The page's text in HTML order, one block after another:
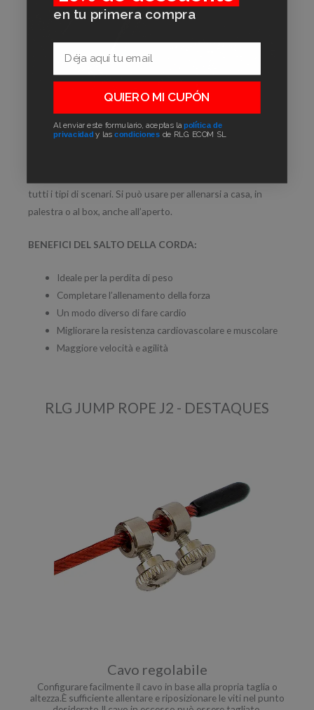
UTILIZZARE LA CORDA PER SALTARE
OVUNQUE
tutti i tipi di scenari. Si può usare per allenarsi a casa, in
palestra o al box, anche all’aperto.
BENEFICI DEL SALTO DELLA CORDA:
Ideale per la perdita di peso
Completare l’allenamento della forza
Un modo diverso di fare cardio
Migliorare la resistenza cardiovascolare e muscolare
Maggiore velocità e agilità
RLG JUMP ROPE J2 - DESTAQUES
Cavo regolabile
Configurare facilmente il cavo in base alla propria taglia o
altezza.È sufficiente allentare e riposizionare le viti nel punto
en tu primera compra
QUIERO MI CUPÓN
Al enviar este formulario, aceptas lapolítica de
privacidad y las condiciones de RLG ECOM SL